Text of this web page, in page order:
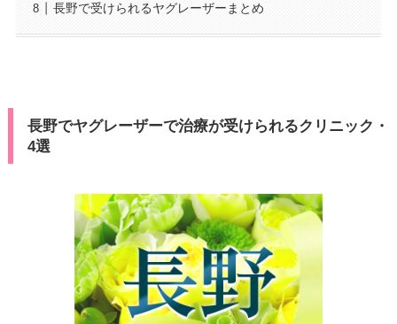
長野で受けられるヤグレーザーまとめ
長野でヤグレーザーで治療が受けられるクリニック・
4選